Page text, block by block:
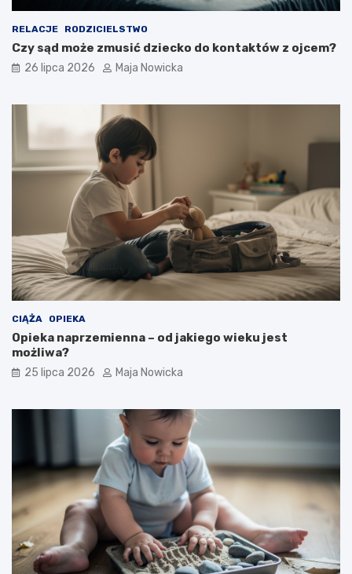
RELACJE RODZICIELSTWO
Czy sąd może zmusić dziecko do kontaktów z ojcem?
26 lipca 2026 Maja Nowicka
CIĄŻA OPIEKA
Opieka naprzemienna – od jakiego wieku jest
możliwa?
25 lipca 2026 Maja Nowicka